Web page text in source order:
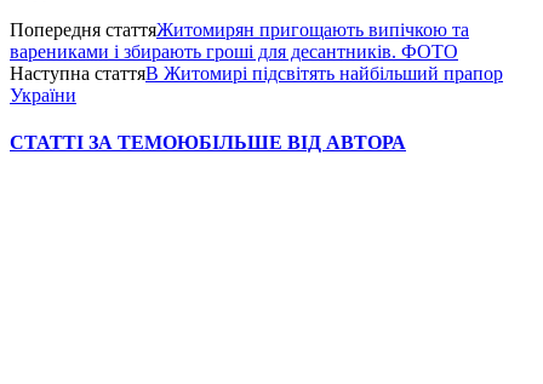
Попередня статтяЖитомирян пригощають випічкою та
варениками і збирають гроші для десантників. ФОТО
Наступна статтяВ Житомирі підсвітять найбільший прапор
України
СТАТТІ ЗА ТЕМОЮБІЛЬШЕ ВІД АВТОРА